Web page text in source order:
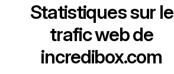
Statistiques sur le
trafic web de
incredibox.com